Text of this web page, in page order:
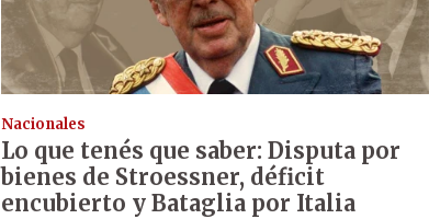
Nacionales
Lo que tenés que saber: Disputa por
bienes de Stroessner, déficit
encubierto y Bataglia por Italia